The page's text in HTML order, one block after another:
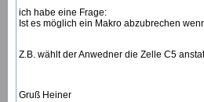
ich habe eine Frage:
Ist es möglich ein Makro abzubrechen
Z.B. wählt der Anwedner die Zelle C5
Gruß Heiner